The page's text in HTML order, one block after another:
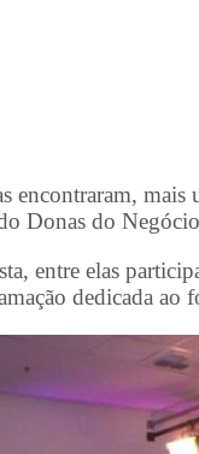
Donas do
entre elas
dedicada